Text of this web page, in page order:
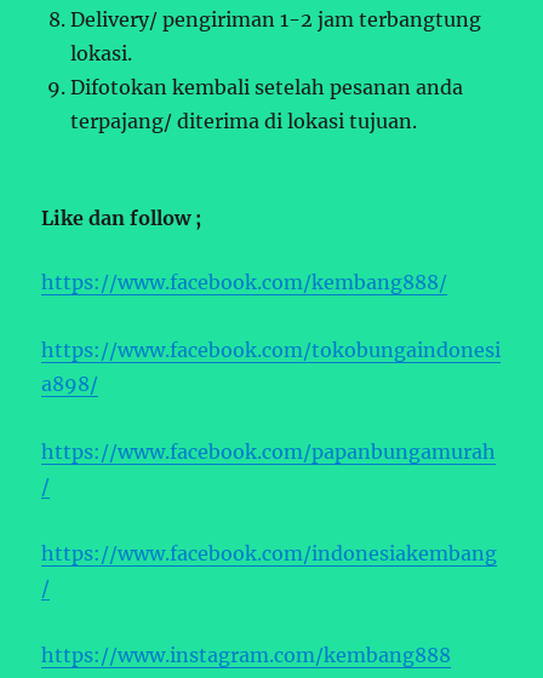
Delivery/ pengiriman 1-2 jam terbangtung
lokasi.
Difotokan kembali setelah pesanan anda
terpajang/ diterima di lokasi tujuan.
Like dan follow ;
https://www.facebook.com/kembang888/
https://www.facebook.com/tokobungaindonesi
a898/
https://www.facebook.com/papanbungamurah
/
https://www.facebook.com/indonesiakembang
/
https://www.instagram.com/kembang888